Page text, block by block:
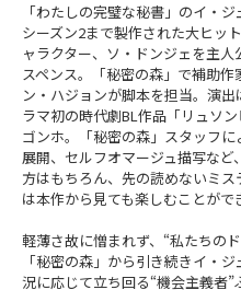
「わたしの完璧な秘書」のイ・ジ
シーズン2まで製作された大ヒッ
ャラクター、ソ・ドンジェを主
スペンス。「秘密の森」で補助
ン・ハジョンが脚本を担当。演
ラマ初の時代劇BL作品「リュソ
ゴンホ。「秘密の森」スタッフ
展開、セルフオマージュ描写な
方はもちろん、先の読めないミ
は本作から見ても楽しむことがで
軽薄さ故に憎まれず、“私たちの
「秘密の森」から引き続きイ・
況に応じて立ち回る“機会主義者